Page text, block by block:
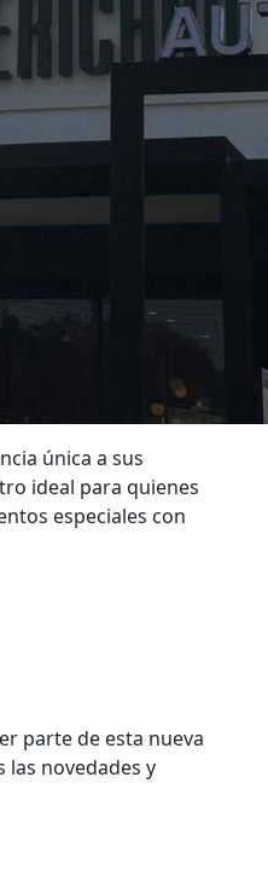
única a sus
ideal para quienes
especiales con
parte de esta nueva
las novedades y